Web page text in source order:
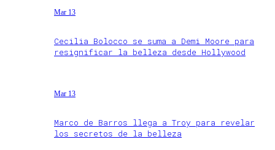
Mar 13
Cecilia Bolocco se suma a Demi Moore para
resignificar la belleza desde Hollywood
Mar 13
Marco de Barros llega a Troy para revelar
los secretos de la belleza